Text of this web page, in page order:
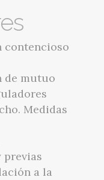
contencioso
de mutuo
Medidas
previas
a la